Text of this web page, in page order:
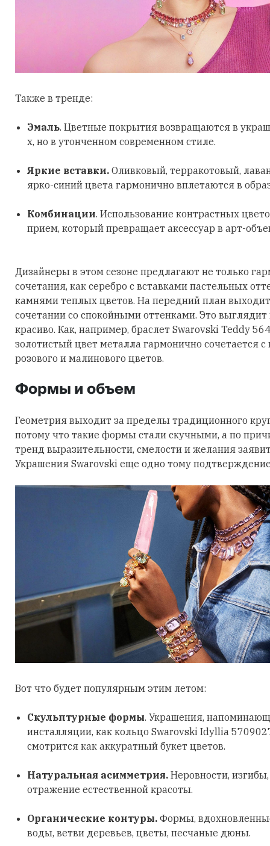
Также в тренде:
Эмаль. Цветные покрытия возвращаются в
х, но в утонченном современном стиле.
Яркие вставки. Оливковый, терракотовый,
ярко-синий цвета гармонично вплетаются в
Комбинации. Использование контрастных
прием, который превращает аксессуар в арт-
Дизайнеры в этом сезоне предлагают не только
сочетания, как серебро с вставками пастельных
камнями теплых цветов. На передний план
сочетании со спокойными оттенками. Это
красиво. Как, например, браслет Swarovski Teddy
золотистый цвет металла гармонично сочетается
розового и малинового цветов.
Формы и объем
Геометрия выходит за пределы традиционного
потому что такие формы стали скучными, а по
тренд выразительности, смелости и желания
Украшения Swarovski еще одно тому
Вот что будет популярным этим летом:
Скульптурные формы. Украшения,
инсталляции, как кольцо Swarovski Idyllia
смотрится как аккуратный букет цветов.
Натуральная асимметрия. Неровности,
отражение естественной красоты.
Органические контуры. Формы,
воды, ветви деревьев, цветы, песчаные дюны.